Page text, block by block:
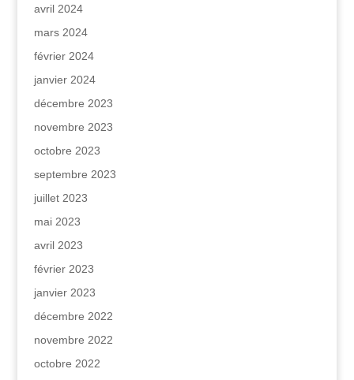
avril 2024
mars 2024
février 2024
janvier 2024
décembre 2023
novembre 2023
octobre 2023
septembre 2023
juillet 2023
mai 2023
avril 2023
février 2023
janvier 2023
décembre 2022
novembre 2022
octobre 2022